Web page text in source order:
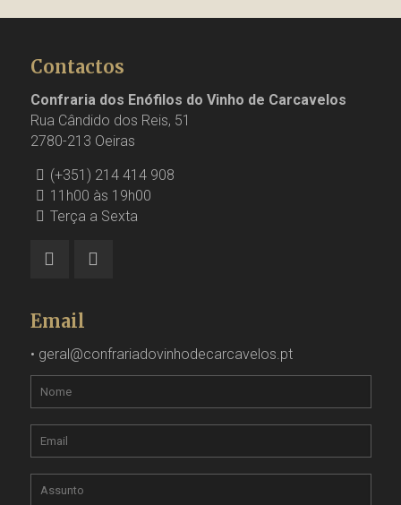
Contactos
Confraria dos Enófilos do Vinho de Carcavelos
Rua Cândido dos Reis, 51
2780-213 Oeiras
(+351) 214 414 908
11h00 às 19h00
Terça a Sexta
Email
• geral@confrariadovinhodecarcavelos.pt